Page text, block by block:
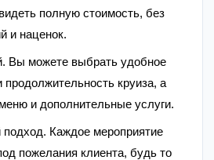
полную стоимость, без
и наценок.
Вы можете выбрать удобное
круиза, а
и дополнительные услуги.
Каждое мероприятие
пожелания клиента, будь то